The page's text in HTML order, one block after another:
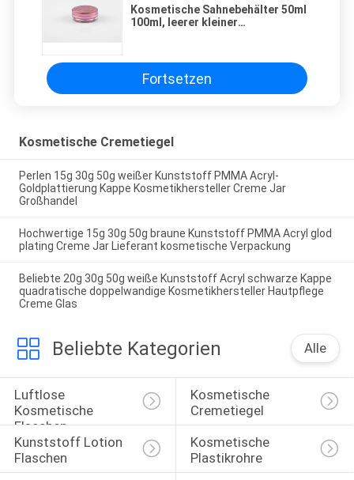
Kosmetische Sahnebehälter 50ml
100ml, leerer kleiner
Fortsetzen
Kosmetische Cremetiegel
Perlen 15g 30g 50g weißer Kunststoff PMMA Acryl-
Goldplattierung Kappe Kosmetikhersteller Creme Jar
Großhandel
Hochwertige 15g 30g 50g braune Kunststoff PMMA Acryl glod
plating Creme Jar Lieferant kosmetische Verpackung
Beliebte 20g 30g 50g weiße Kunststoff Acryl schwarze Kappe
quadratische doppelwandige Kosmetikhersteller Hautpflege
Creme Glas
Beliebte Kategorien Alle
Luftlose
Kosmetische
Flaschen
Kosmetische
Cremetiegel
Kunststoff Lotion
Flaschen
Kosmetische
Plastikrohre